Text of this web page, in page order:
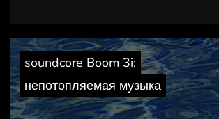
soundcore Boom 3i:
непотопляемая музыка